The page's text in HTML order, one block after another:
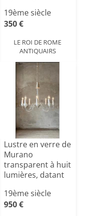
19ème siècle
350 €
LE ROI DE ROME
ANTIQUAIRS
Lustre en verre de
Murano
transparent à huit
lumières, datant
19ème siècle
950 €